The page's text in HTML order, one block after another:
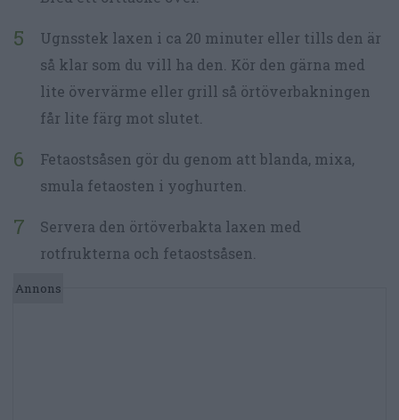
Ugnsstek laxen i ca 20 minuter eller tills den är
så klar som du vill ha den. Kör den gärna med
lite övervärme eller grill så örtöverbakningen
får lite färg mot slutet.
Fetaostsåsen gör du genom att blanda, mixa,
smula fetaosten i yoghurten.
Servera den örtöverbakta laxen med
rotfrukterna och fetaostsåsen.